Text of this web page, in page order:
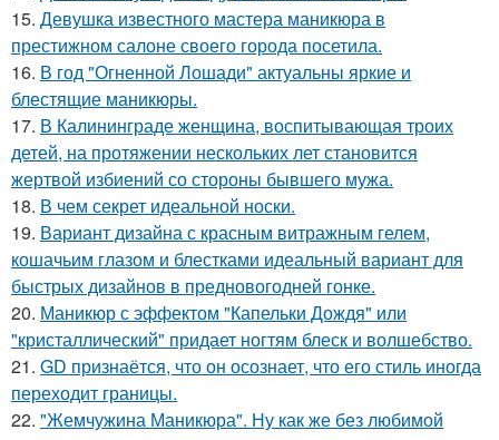
15. Девушка известного мастера маникюра в
престижном салоне своего города посетила.
16. В год "Огненной Лошади" актуальны яркие и
блестящие маникюры.
17. В Калининграде женщина, воспитывающая троих
детей, на протяжении нескольких лет становится
жертвой избиений со стороны бывшего мужа.
18. В чем секрет идеальной носки.
19. Вариант дизайна с красным витражным гелем,
кошачьим глазом и блестками идеальный вариант для
быстрых дизайнов в предновогодней гонке.
20. Маникюр с эффектом "Капельки Дождя" или
"кристаллический" придает ногтям блеск и волшебство.
21. GD признаётся, что он осознает, что его стиль иногда
переходит границы.
22. "Жемчужина Маникюра". Ну как же без любимой